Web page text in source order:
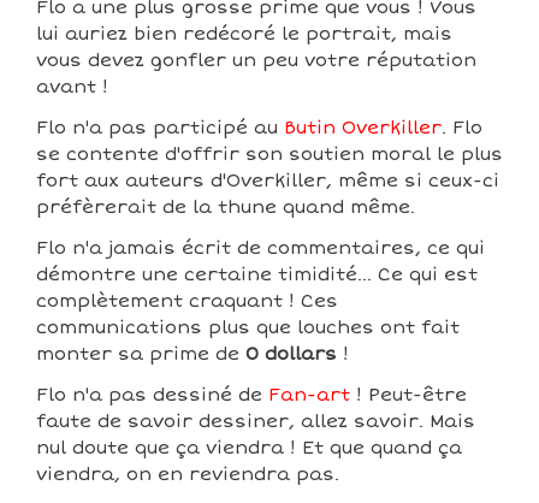
Flo a une plus grosse prime que vous ! Vous
lui auriez bien redécoré le portrait, mais
vous devez gonfler un peu votre réputation
avant !
Flo n'a pas participé au Butin Overkiller. Flo
se contente d'offrir son soutien moral le plus
fort aux auteurs d'Overkiller, même si ceux-ci
préfèrerait de la thune quand même.
Flo n'a jamais écrit de commentaires, ce qui
démontre une certaine timidité... Ce qui est
complètement craquant ! Ces
communications plus que louches ont fait
monter sa prime de 0 dollars !
Flo n'a pas dessiné de Fan-art ! Peut-être
faute de savoir dessiner, allez savoir. Mais
nul doute que ça viendra ! Et que quand ça
viendra, on en reviendra pas.